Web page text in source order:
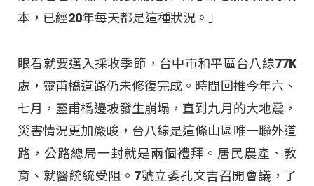
本，已經20年每天都是這種狀況。」
眼看就要邁入採收季節，台中市和平區台八線77K
處，靈甫橋道路仍未修復完成。時間回推今年六、
七月，靈甫橋邊坡發生崩塌，直到九月的大地震，
災害情況更加嚴峻，台八線是這條山區唯一聯外道
路，公路總局一封就是兩個禮拜。居民農產、教
育、就醫統統受阻。7號立委孔文吉召開會議，了